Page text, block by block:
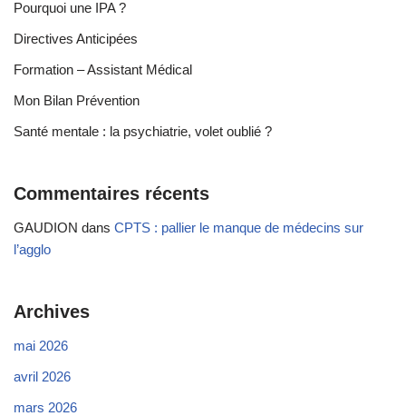
Pourquoi une IPA ?
Directives Anticipées
Formation – Assistant Médical
Mon Bilan Prévention
Santé mentale : la psychiatrie, volet oublié ?
Commentaires récents
GAUDION dans CPTS : pallier le manque de médecins sur
l’agglo
Archives
mai 2026
avril 2026
mars 2026